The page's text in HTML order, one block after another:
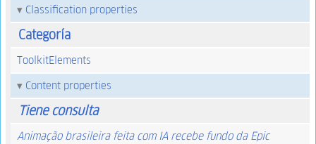
Classification properties
Categoría
ToolkitElements
Content properties
Tiene consulta
Animação brasileira feita com IA recebe fundo da Epic